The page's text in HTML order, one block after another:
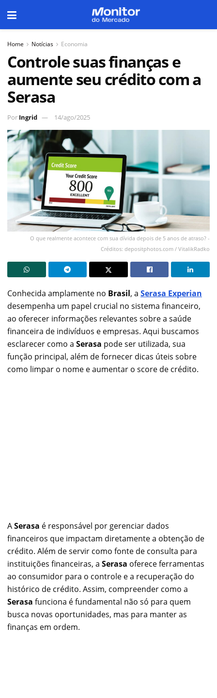
Home Notícias Economia
Controle suas finanças e
aumente seu crédito com a
Serasa
Por Ingrid 14/ago/2025
O que realmente acontece com sua dívida depois de 5 anos de atraso? -
Créditos: depositphotos.com / VitalikRadko
Conhecida amplamente no Brasil, a Serasa Experian
desempenha um papel crucial no sistema financeiro,
ao oferecer informações relevantes sobre a saúde
financeira de indivíduos e empresas. Aqui buscamos
esclarecer como a Serasa pode ser utilizada, sua
função principal, além de fornecer dicas úteis sobre
como limpar o nome e aumentar o score de crédito.
ASerasa é responsável por gerenciar dados
financeiros que impactam diretamente a obtenção de
crédito. Além de servir como fonte de consulta para
instituições financeiras, a Serasa oferece ferramentas
ao consumidor para o controle e a recuperação do
histórico de crédito. Assim, compreender como a
Serasa funciona é fundamental não só para quem
busca novas oportunidades, mas para manter as
finanças em ordem.